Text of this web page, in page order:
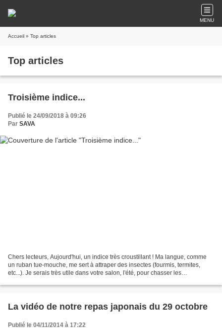
MENU
Accueil » Top articles
Top articles
Troisième indice...
Publié le 24/09/2018 à 09:26
Par SAVA
Chers lecteurs, Aujourd'hui, un indice très croustillant ! Ma langue, comme
un ruban tue-mouche, me sert à attraper des insectes (fourmis, termites,
etc...). Je serais très utile dans votre salon, l'été, pour chasser les
La vidéo de notre repas japonais du 29 octobre
Publié le 04/11/2014 à 17:22